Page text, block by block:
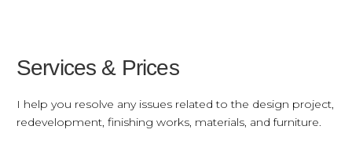
Services & Prices
I help you resolve any issues related to the design project,
redevelopment, finishing works, materials, and furniture.